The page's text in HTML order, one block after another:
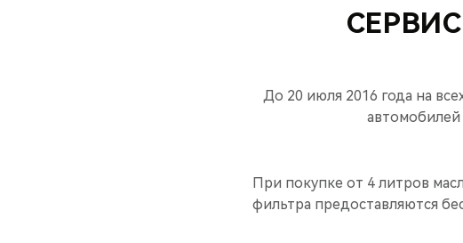
До 20 июля 2016 года на
автомобилей
При покупке от 4 литров
фильтра предоставляются